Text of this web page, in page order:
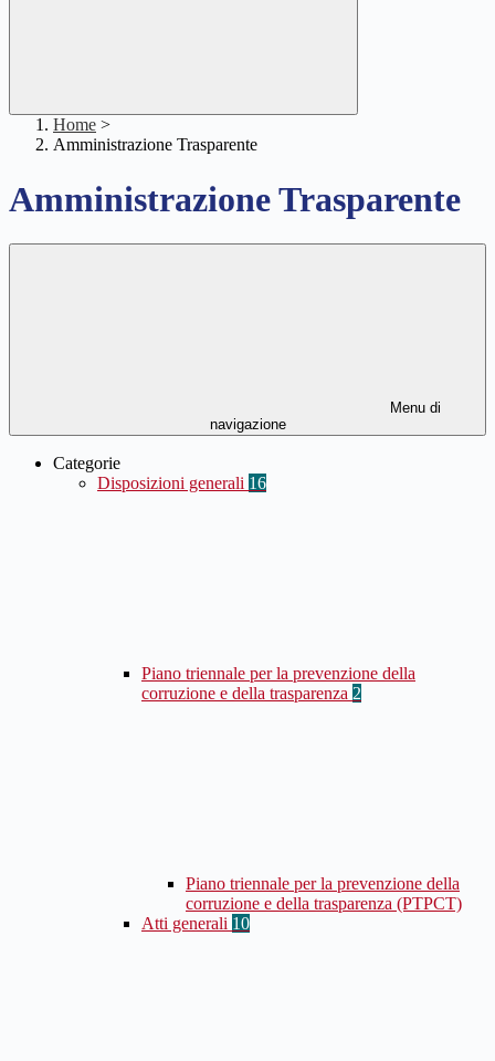
Home >
Amministrazione Trasparente
Amministrazione Trasparente
Menu di
navigazione
Categorie
Disposizioni generali 16
Piano triennale per la prevenzione della
corruzione e della trasparenza 2
Piano triennale per la prevenzione della
corruzione e della trasparenza (PTPCT)
Atti generali 10